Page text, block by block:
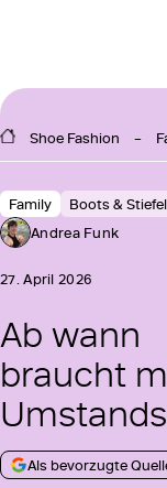
Shoe Fashion
Family Boots & Stiefel
Andrea Funk
27. April 2026
Ab wann
braucht
Als bevorzugte